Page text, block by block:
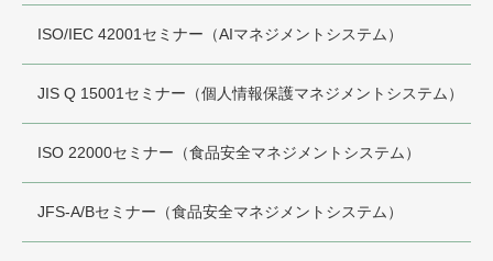
ISO/IEC 42001セミナー（AIマネジメントシステム）
JIS Q 15001セミナー（個人情報保護マネジメントシステム）
ISO 22000セミナー（食品安全マネジメントシステム）
JFS-A/Bセミナー（食品安全マネジメントシステム）